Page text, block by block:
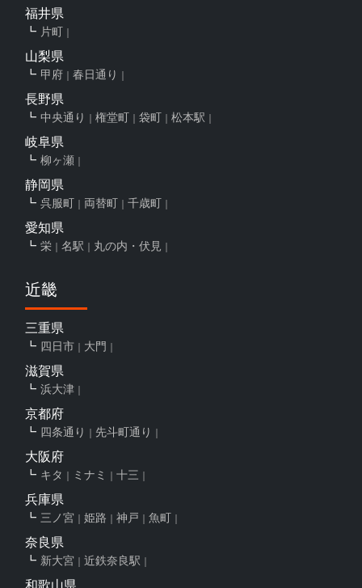
福井県
片町
山梨県
甲府 春日通り
長野県
中央通り 権堂町 袋町 松本駅
岐阜県
柳ヶ瀬
静岡県
呉服町 両替町 千歳町
愛知県
栄 名駅 丸の内・伏見
近畿
三重県
四日市 大門
滋賀県
浜大津
京都府
四条通り 先斗町通り
大阪府
キタ ミナミ 十三
兵庫県
三ノ宮 姫路 神戸 魚町
奈良県
新大宮 近鉄奈良駅